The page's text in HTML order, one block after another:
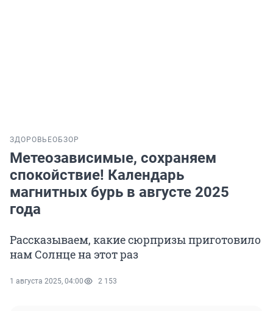
ЗДОРОВЬЕОБЗОР
Метеозависимые, сохраняем
спокойствие! Календарь
магнитных бурь в августе 2025
года
Рассказываем, какие сюрпризы приготовило
нам Солнце на этот раз
1 августа 2025, 04:00 2 153